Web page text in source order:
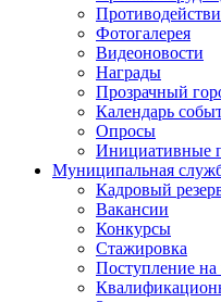
Фотогалерея
Видеоновости
Награды
Прозрачный
Календарь
Опросы
Инициативные
Муниципальная
Кадровый
Вакансии
Конкурсы
Стажировка
Поступление